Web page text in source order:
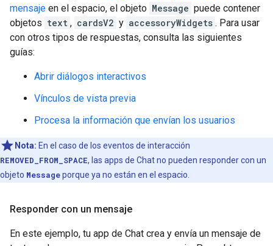
mensaje en el espacio, el objeto Message puede contener
objetos text , cardsV2 y accessoryWidgets . Para usar
con otros tipos de respuestas, consulta las siguientes
guías:
Abrir diálogos interactivos
Vínculos de vista previa
Procesa la información que envían los usuarios
Nota: En el caso de los eventos de interacción
REMOVED_FROM_SPACE, las apps de Chat no pueden responder con un
objeto Messageporque ya no están en el espacio.
Responder con un mensaje
En este ejemplo, tu app de Chat crea y envía un mensaje de